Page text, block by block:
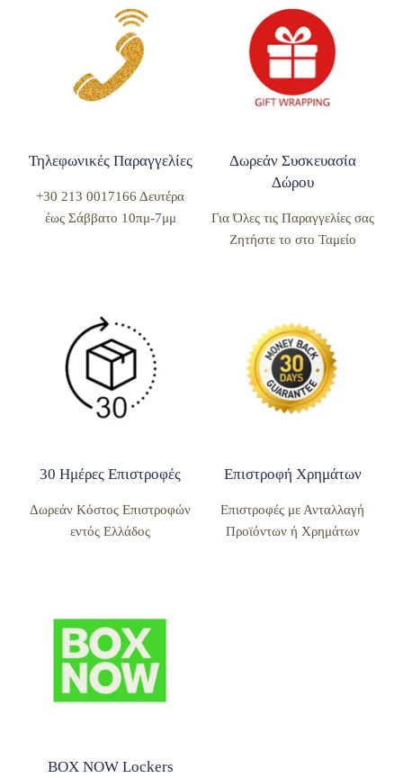
Τηλεφωνικές Παραγγελίες
+30 213 0017166 Δευτέρα
έως Σάββατο 10πμ-7μμ
Δωρεάν Συσκευασία
Δώρου
Για Όλες τις Παραγγελίες σας
Ζητήστε το στο Ταμείο
30 Ημέρες Επιστροφές
Δωρεάν Κόστος Επιστροφών
εντός Ελλάδος
Επιστροφή Χρημάτων
Επιστροφές με Ανταλλαγή
Προϊόντων ή Χρημάτων
BOX NOW Lockers